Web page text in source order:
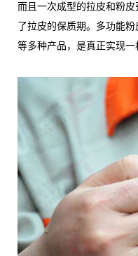
而且一次成型的拉皮和粉
了拉皮的保质期。多功能
等多种产品，是真正实现一